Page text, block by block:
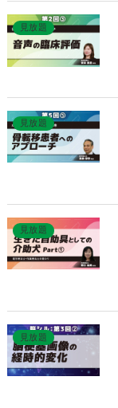
見放題
見放題
見放題
見放題